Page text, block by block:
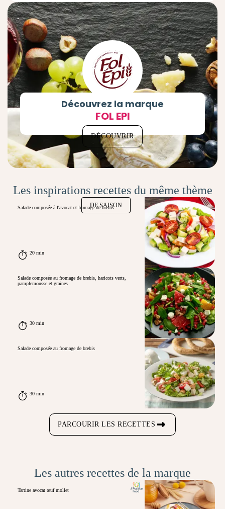
Découvrez la marque
FOL EPI
DÉCOUVRIR
Les inspirations recettes du même thème
DE SAISON
Salade composée à l'avocat et fromage de brebis
20 min
Salade composée au fromage de brebis, haricots verts,
pamplemousse et graines
30 min
Salade composée au fromage de brebis
30 min
PARCOURIR LES RECETTES
Les autres recettes de la marque
Tartine avocat œuf mollet